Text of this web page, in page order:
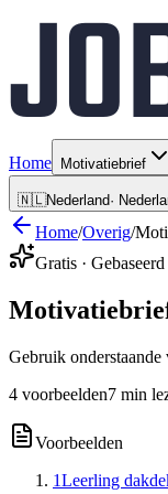
Home Motivatiebrief
🇳🇱Nederland·
Home/Overig/
Gratis ·
Gebruik
4 voorbeelden7 min
Voorbeelden
1Leerling